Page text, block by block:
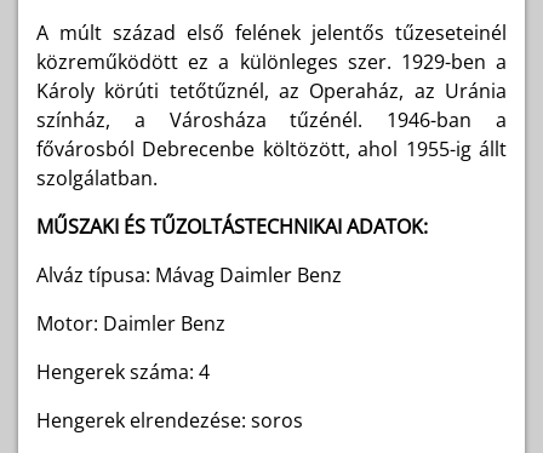
A múlt század első felének jelentős tűzeseteinél
közreműködött ez a különleges szer. 1929-ben a
Károly körúti tetőtűznél, az Operaház, az Uránia
színház, a Városháza tűzénél. 1946-ban a
fővárosból Debrecenbe költözött, ahol 1955-ig állt
szolgálatban.
MŰSZAKI ÉS TŰZOLTÁSTECHNIKAI ADATOK:
Alváz típusa: Mávag Daimler Benz
Motor: Daimler Benz
Hengerek száma: 4
Hengerek elrendezése: soros